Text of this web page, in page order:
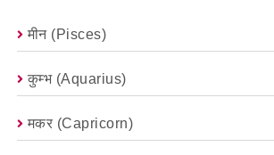
मीन (Pisces)
कुम्भ (Aquarius)
मकर (capricorn)